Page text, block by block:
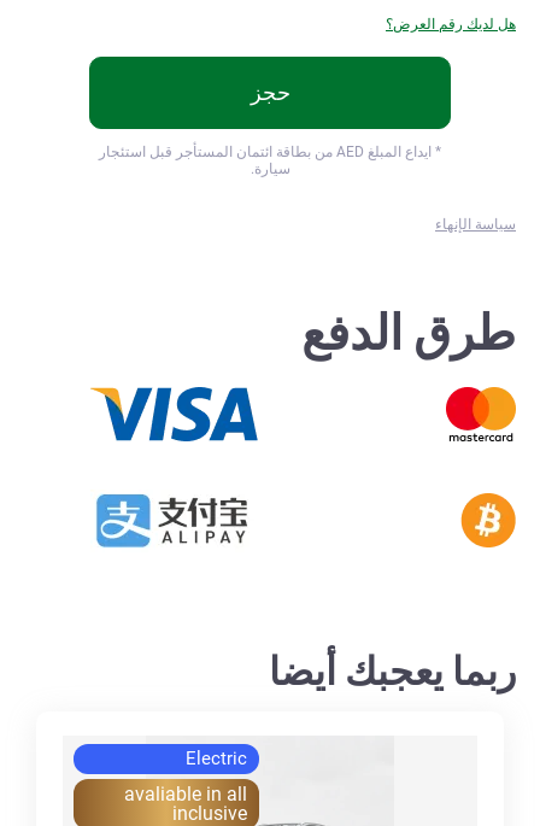
هل لديك رقم العرض؟
سياسة الإنهاء
حجز
* ايداع المبلغ
AED من بطاقة ائتمان المستأجر قبل استئجار
سيارة.
طرق الدفع
ربما يعجبك أيضا
Electric
avaliable in all
inclusive